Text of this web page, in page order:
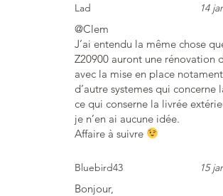
Lad 14
@Clem
J’ai entendu la même chose
Z20900 auront une rénovation
avec la mise en place
d’autre systemes qui concerne
ce qui conserne la livrée
je n’en ai aucune idée.
Affaire à suivre
Bluebird43 15
Bonjour,